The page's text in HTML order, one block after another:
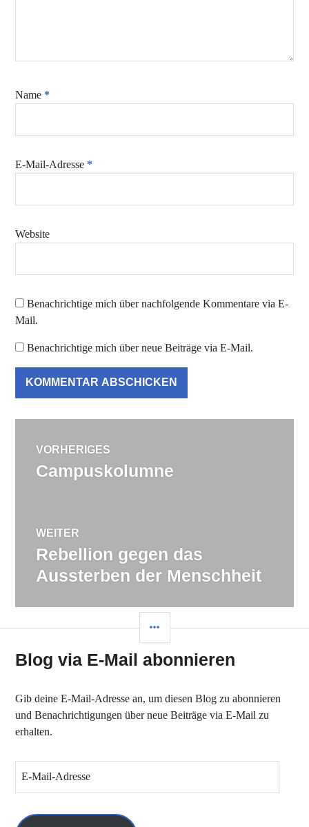
Name *
E-Mail-Adresse *
Website
Benachrichtige mich über nachfolgende Kommentare via E-
Mail.
Benachrichtige mich über neue Beiträge via E-Mail.
Beitragsnavigation
VORHERIGES
Vorheriger
Beitrag:
Campuskolumne
WEITER
Nächster
Beitrag:
Rebellion gegen das
Aussterben der Menschheit
Blog via E-Mail abonnieren
Gib deine E-Mail-Adresse an, um diesen Blog zu abonnieren
und Benachrichtigungen über neue Beiträge via E-Mail zu
erhalten.